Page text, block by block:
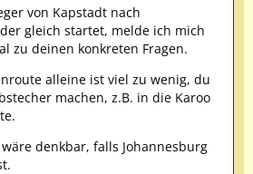
von Kapstadt nach
gleich startet, melde ich mich
zu deinen konkreten Fragen.
alleine ist viel zu wenig, du
machen, z.B. in die Karoo
denkbar, falls Johannesburg